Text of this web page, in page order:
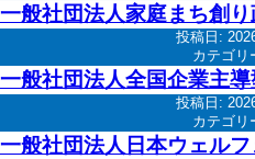
一般社団法人家庭まち創
投稿日:
カテゴリ
一般社団法人全国企業主
投稿日:
カテゴリ
一般社団法人日本ウェル